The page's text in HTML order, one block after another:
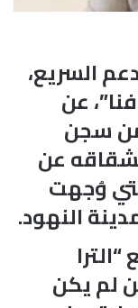
السريع،
عن
سجن
عن
وُجهت
النهود.
لم يكن